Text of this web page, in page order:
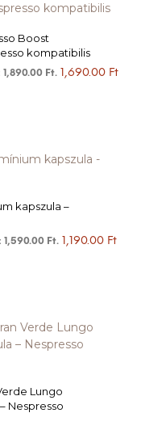
Boost
kompatibilis
Ft. 1,690.00 Ft
kapszula –
Ft. 1,190.00 Ft
Lungo
Nespresso